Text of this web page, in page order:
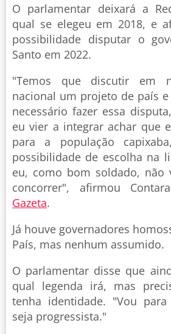
O parlamentar deixará a
qual se elegeu em 2018, e
possibilidade disputar o
Santo em 2022.
"Temos que discutir em
nacional um projeto de país
necessário fazer essa
eu vier a integrar achar que
para a população
possibilidade de escolha na
eu, como bom soldado,
concorrer", afirmou
Gazeta.
Já houve governadores
País, mas nenhum assumido.
O parlamentar disse que
qual legenda irá, mas
tenha identidade. "Vou
seja progressista."